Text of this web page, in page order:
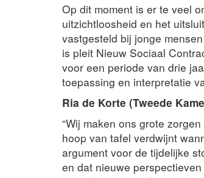
Op dit moment is er te veel
uitzichtloosheid en het
vastgesteld bij jonge
is pleit Nieuw Sociaal
voor een periode van drie
toepassing en interpretatie
Ria de Korte (Tweede
“Wij maken ons grote
hoop van tafel verdwijnt
argument voor de tijdelijke
en dat nieuwe